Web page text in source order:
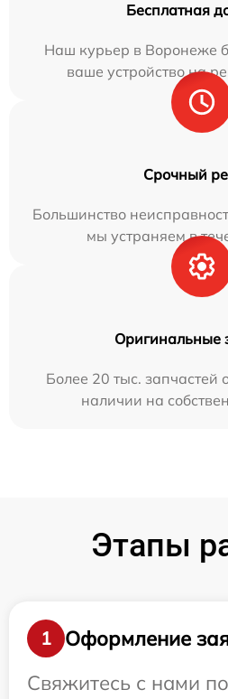
Бесплатная
Наш курьер в Воронеже
ваше устройство на
Срочный
Большинство
мы устраняем в
Оригинальные
Более 20 тыс. запчастей
наличии на
Этапы
1
Оформление
Свяжитесь с нами